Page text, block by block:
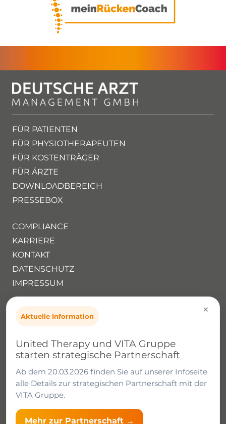
×
Aktuelle Information
United Therapy und VITA Gruppe
starten strategische Partnerschaft
Ab dem 20.03.2026 finden Sie auf unserer Infoseite
alle Details zur strategischen Partnerschaft mit der
VITA Gruppe.
Mehr zur Partnerschaft →
FÜR PATIENTEN
FÜR PHYSIOTHERAPEUTEN
FÜR KOSTENTRÄGER
FÜR ÄRZTE
DOWNLOADBEREICH
PRESSEBOX
COMPLIANCE
KARRIERE
KONTAKT
DATENSCHUTZ
IMPRESSUM
Deutsche Arzt Management GmbH
Im Teelbruch 118
Tel.:02054 9385650
©2021 |Deutsche Arzt Management GmbH– All